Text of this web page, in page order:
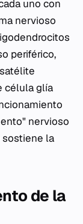
uno con
nervioso
periférico,
célula glía
nervioso
sostiene la
de la